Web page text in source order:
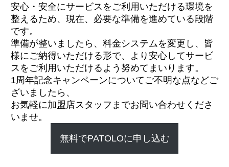
安心・安全にサービスをご利用いただける環境を
整えるため、現在、必要な準備を進めている段階
です。
準備が整いましたら、料金システムを変更し、皆
様にご納得いただける形で、より安心してサービ
スをご利用いただけるよう努めてまいります。
1周年記念キャンペーンについてご不明な点などご
ざいましたら、
お気軽に加盟店スタッフまでお問い合わせくださ
いませ。
無料でPATOLOに申し込む